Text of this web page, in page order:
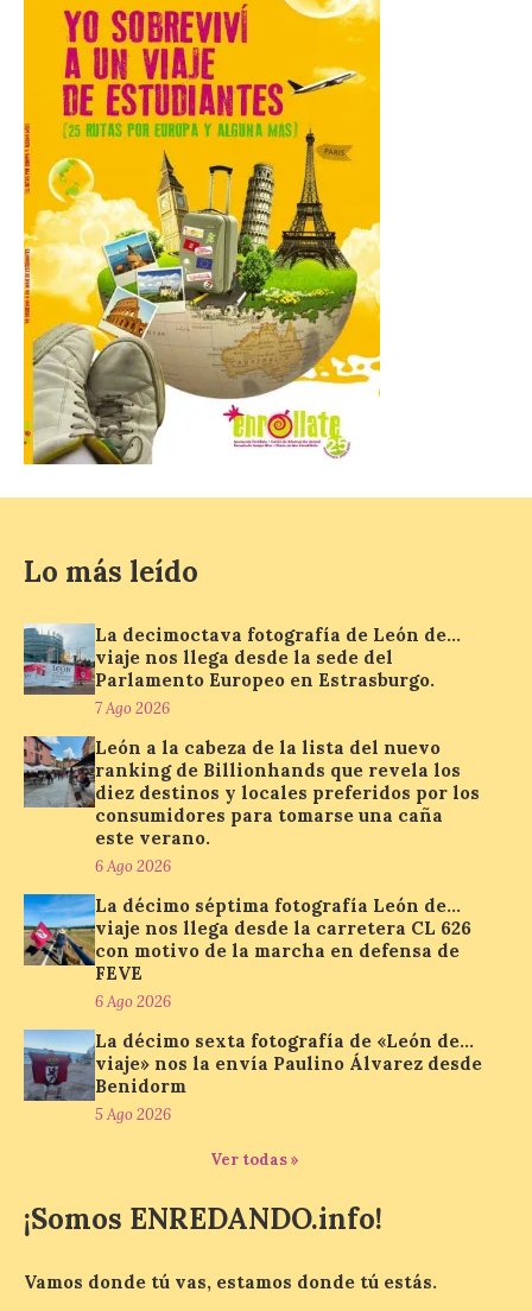
Las personas que hayan
cumplido o cumplan 18
años en 2026 pueden
solicitar esta ayuda en la
web
https://bonoculturajoven.gob.es/ hasta el
31 de octubre. Desde este año, los 400
euros del Bono pueden utilizarse tanto
para consumir productos culturales como
[…]
El Gobierno de España
lanza un visor web para
localizar y disfrutar del
eclipse solar del 12 de
agosto con seguridad
7 Ago 2026
posición exacta del Sol y
así localizar el lugar ideal
solar del 12 de agosto de 2026 sin
obstáculos. El visor es una herramienta a
la […]
Paradores renueva su
compromiso con La Vuelta
como patrocinador oficial
7 Ago 2026
La cadena hotelera pública
volverá a estar presente
en la zona de descanso
y, como novedad, en el
Leaders Lounge, dos espacios exclusivos
para los ciclistas. El recorrido de La
Vuelta discurrirá junto a 17 […]
Última llamada: Eclipse
precio
Lo más leído
La decimoctava fotografía de León de…
viaje nos llega desde la sede del
Parlamento Europeo en Estrasburgo.
7 Ago 2026
León a la cabeza de la lista del nuevo
ranking de Billionhands que revela los
diez destinos y locales preferidos por los
consumidores para tomarse una caña
este verano.
6 Ago 2026
La décimo séptima fotografía León de…
viaje nos llega desde la carretera CL 626
con motivo de la marcha en defensa de
FEVE
6 Ago 2026
La décimo sexta fotografía de «León de…
viaje» nos la envía Paulino Álvarez desde
Benidorm
5 Ago 2026
Ver todas »
¡Somos ENREDANDO.info!
Vamos donde tú vas, estamos donde tú estás.